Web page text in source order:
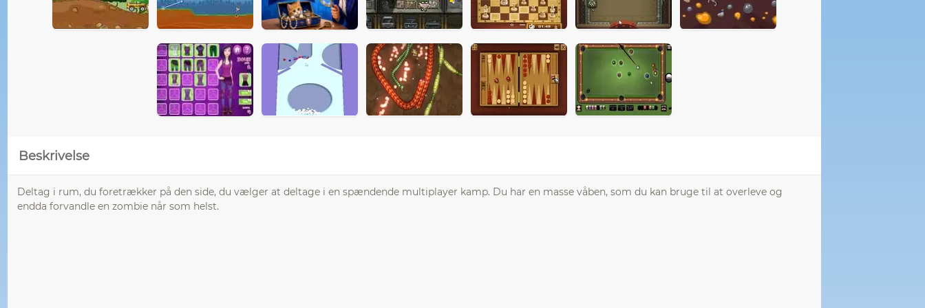
Beskrivelse
Deltag i rum, du foretrækker på den side, du vælger at deltage i en spændende multiplayer kamp. Du har en masse våben, som du kan bruge til at overleve og
endda forvandle en zombie når som helst.